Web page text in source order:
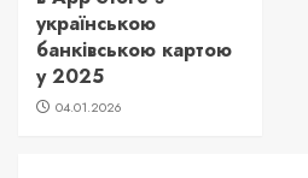
українською
банківською картою
у 2025
04.01.2026